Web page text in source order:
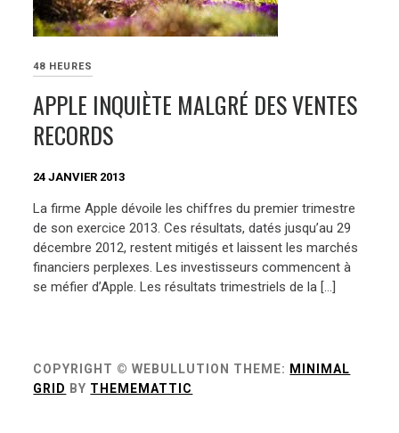
48 HEURES
APPLE INQUIÈTE MALGRÉ DES VENTES
RECORDS
24 JANVIER 2013
La firme Apple dévoile les chiffres du premier trimestre
de son exercice 2013. Ces résultats, datés jusqu’au 29
décembre 2012, restent mitigés et laissent les marchés
financiers perplexes. Les investisseurs commencent à
se méfier d’Apple. Les résultats trimestriels de la […]
COPYRIGHT © WEBULLUTION THEME: MINIMAL
GRID BY THEMEMATTIC